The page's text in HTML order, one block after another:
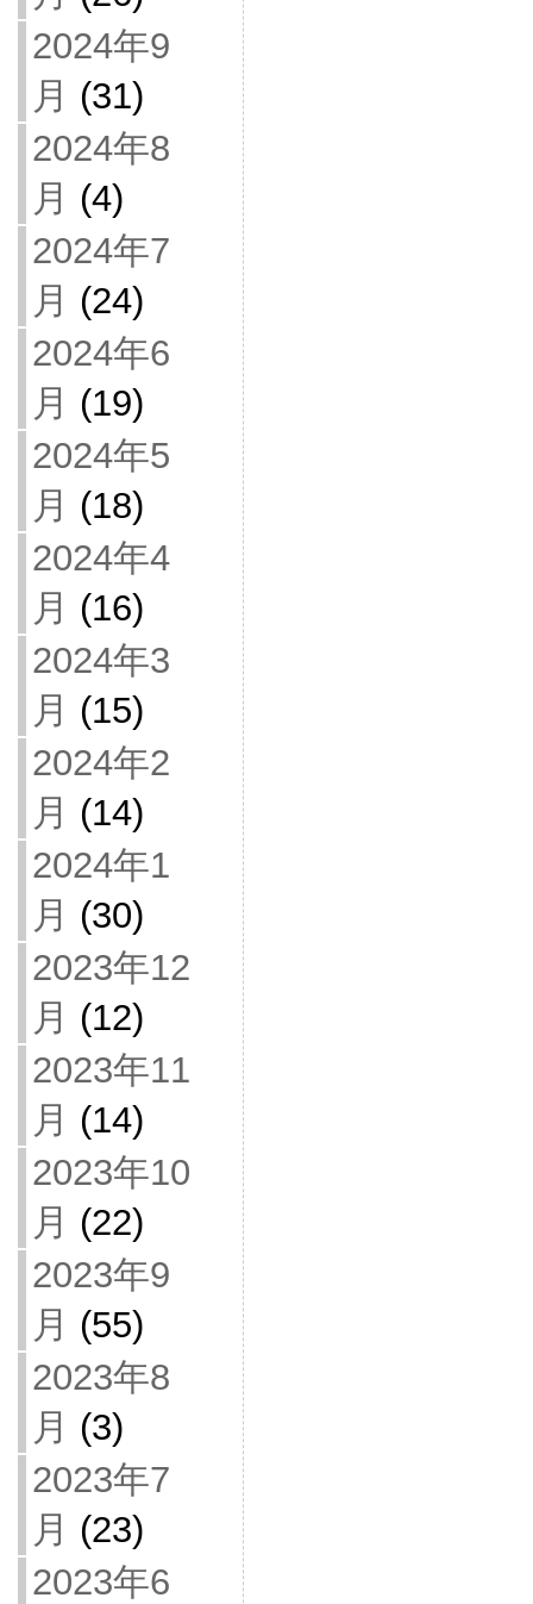
2024年9
月 (31)
2024年8
月 (4)
2024年7
月 (24)
2024年6
月 (19)
2024年5
月 (18)
2024年4
月 (16)
2024年3
月 (15)
2024年2
月 (14)
2024年1
月 (30)
2023年12
月 (12)
2023年11
月 (14)
2023年10
月 (22)
2023年9
月 (55)
2023年8
月 (3)
2023年7
月 (23)
2023年6